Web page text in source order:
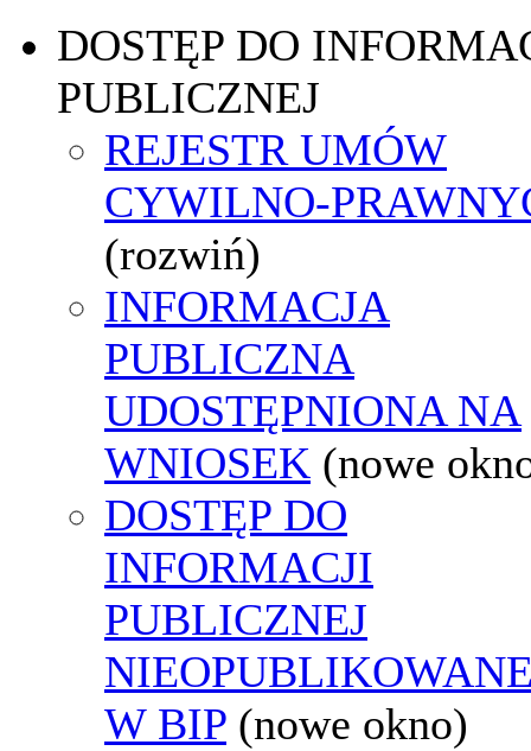
DOSTĘP DO
PUBLICZNEJ
REJESTR UMÓW
CYWILNO-
(rozwiń)
INFORMACJA
PUBLICZNA
UDOSTĘPNIONA NA
WNIOSEK (nowe
DOSTĘP DO
INFORMACJI
PUBLICZNEJ
W BIP (nowe okno)